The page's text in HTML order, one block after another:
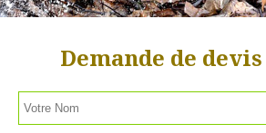
Demande de